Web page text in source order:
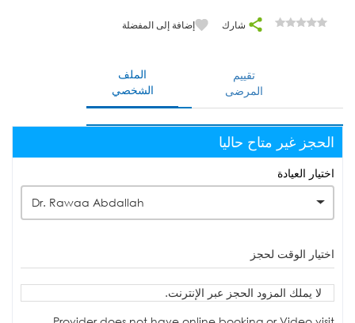
شارك إضافة إلى المفضلة
الملف
الشخصي
تقييم
المرضى
الحجز غير متاح حاليا
اختيار العيادة
Dr. Rawaa Abdallah
اختيار الوقت لحجز
لا يملك المزود الحجز عبر الإنترنت.